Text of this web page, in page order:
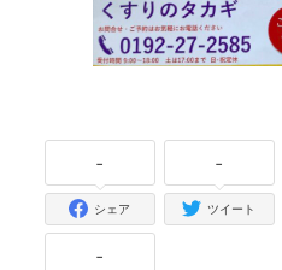
-
シェア
-
ツイート
-